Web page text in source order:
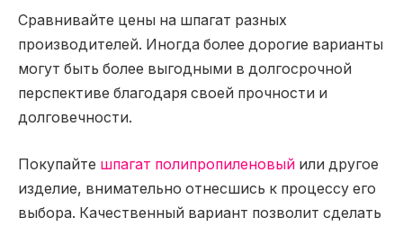
Сравнивайте цены на шпагат разных
производителей. Иногда более дорогие варианты
могут быть более выгодными в долгосрочной
перспективе благодаря своей прочности и
долговечности.
Покупайте шпагат полипропиленовый или другое
изделие, внимательно отнесшись к процессу его
выбора. Качественный вариант позволит сделать